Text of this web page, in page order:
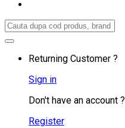
Search
Returning Customer ?
Sign in
Don't have an account ?
Register